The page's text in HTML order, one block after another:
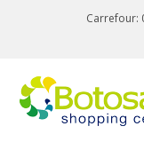
Carrefour: